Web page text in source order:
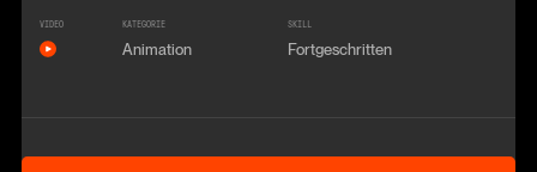
VIDEO KATEGORIE
Animation
SKILL
Fortgeschritten
Anschauen